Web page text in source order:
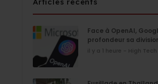
Face à OpenAI,
profondeur sa
il y a 1 heure - High Tech